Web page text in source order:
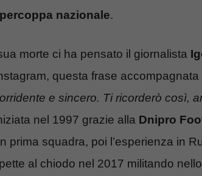
nazionale.
morte ci ha pensato il giornalista
questa frase accompagnata
e sincero. Ti ricorderò così,
nel 1997 grazie alla Dnipro
prima squadra, poi l’esperienza in
al chiodo nel 2017 militando